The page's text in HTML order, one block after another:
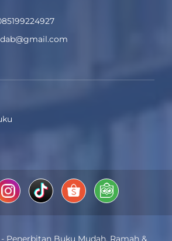
Penerbitan Buku Mudah, Ramah &